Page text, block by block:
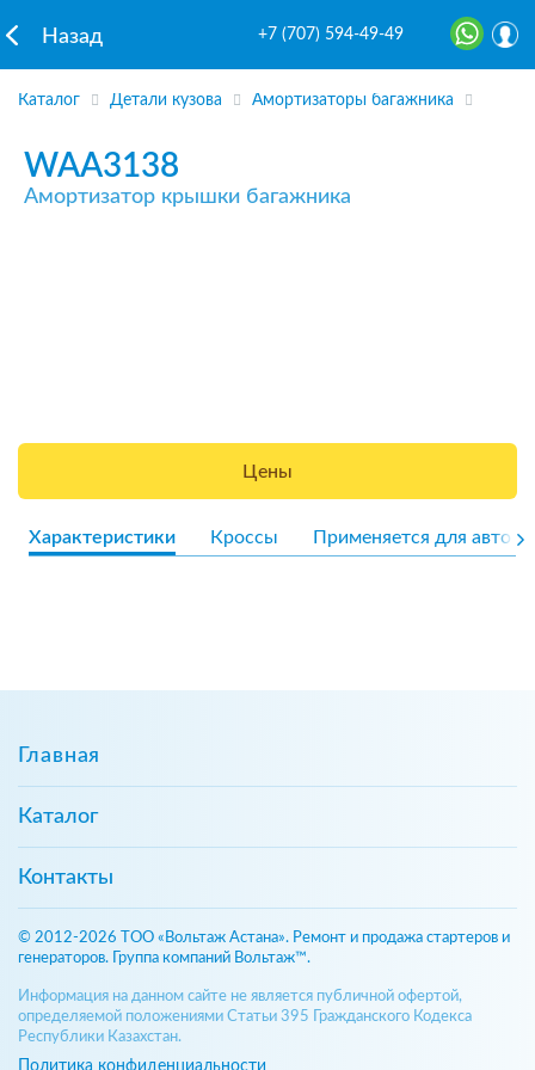
Назад +7 (707) 594-49-49
Каталог Детали кузова Амортизаторы багажника
WAA3138
Амортизатор крышки багажника
Цены
Характеристики Кроссы Применяется для авто
Главная
Каталог
Контакты
© 2012-2026 ТОО «Вольтаж Астана». Ремонт и продажа стартеров и
генераторов. Группа компаний Вольтаж™.
Информация на данном сайте не является публичной офертой,
определяемой положениями Статьи 395 Гражданского Кодекса
Республики Казахстан.
Политика конфиденциальности